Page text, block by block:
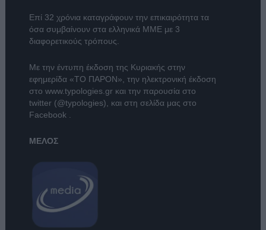
Επί 32 χρόνια καταγράφουν την επικαιρότητα τα
όσα συμβαίνουν στα ελληνικά ΜΜΕ με 3
διαφορετικούς τρόπους.
Με την έντυπη έκδοση της Κυριακής στην
εφημερίδα «ΤΟ ΠΑΡΟΝ» , την ηλεκτρονική έκδοση
στο www.typologies.grκαι την παρουσία στο
twitter (@typologies) , και στη σελίδα μας στο
Facebook
ΜΕΛΟΣ